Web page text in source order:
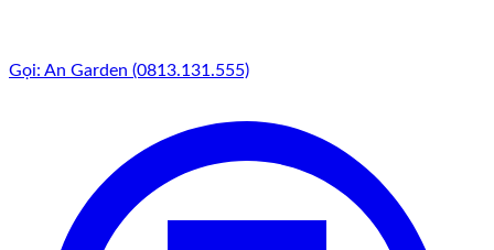
Gọi: An Garden (0813.131.555)